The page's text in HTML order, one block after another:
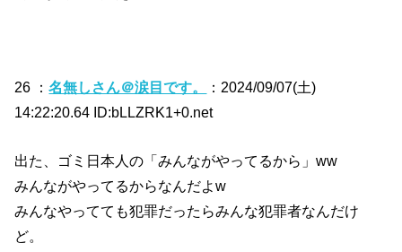
26 ：名無しさん＠涙目です。
：2024/09/07(土)
14:22:20.64 ID:bLLZRK1+0.net
出た、ゴミ日本人の「みんながやってるから」ww
みんながやってるからなんだよw
みんなやってても犯罪だったらみんな犯罪者なんだけ
ど。